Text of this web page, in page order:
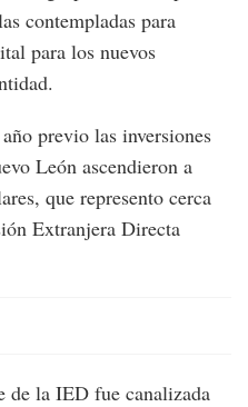
contempladas para
para los nuevos
previo las inversiones
León ascendieron a
que represento cerca
Extranjera Directa
de la IED fue canalizada